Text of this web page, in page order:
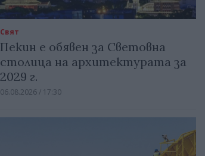
Свят
Пекин е обявен за Световна
столица на архитектурата за
2029 г.
06.08.2026 / 17:30